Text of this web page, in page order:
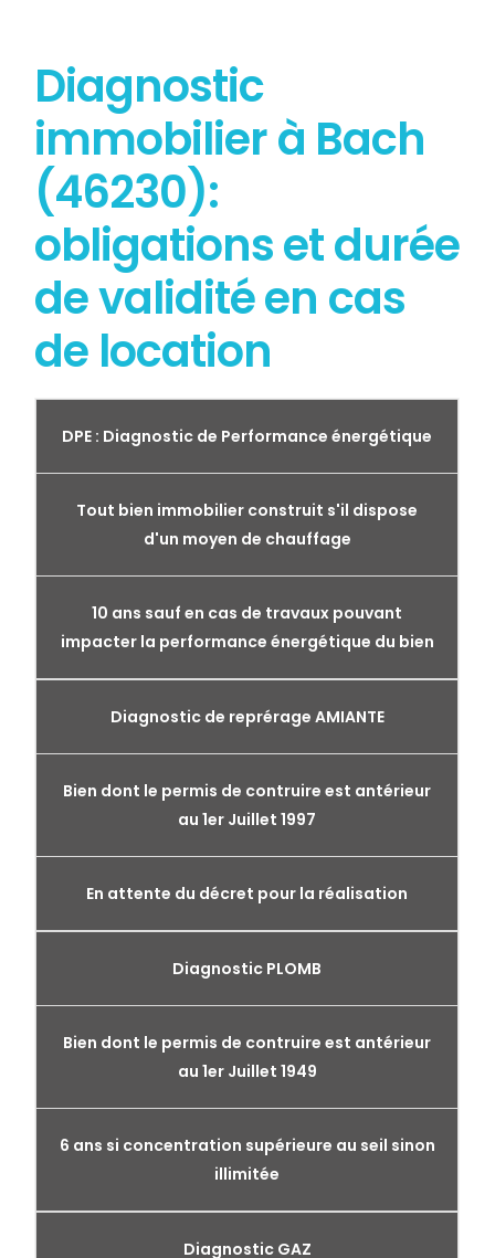
Diagnostic
immobilier à Bach
(46230):
obligations et durée
de validité en cas
de location
DPE : Diagnostic de Performance énergétique
Tout bien immobilier construit s'il dispose
d'un moyen de chauffage
10 ans sauf en cas de travaux pouvant
impacter la performance énergétique du bien
Diagnostic de reprérage AMIANTE
Bien dont le permis de contruire est antérieur
au 1er Juillet 1997
En attente du décret pour la réalisation
Diagnostic PLOMB
Bien dont le permis de contruire est antérieur
au 1er Juillet 1949
6 ans si concentration supérieure au seil sinon
illimitée
Diagnostic GAZ